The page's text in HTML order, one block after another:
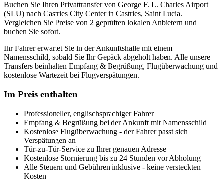
Buchen Sie Ihren Privattransfer von George F. L. Charles Airport
(SLU) nach Castries City Center in Castries, Saint Lucia.
Vergleichen Sie Preise von 2 geprüften lokalen Anbietern und
buchen Sie sofort.
Ihr Fahrer erwartet Sie in der Ankunftshalle mit einem
Namensschild, sobald Sie Ihr Gepäck abgeholt haben. Alle unsere
Transfers beinhalten Empfang & Begrüßung, Flugüberwachung und
kostenlose Wartezeit bei Flugverspätungen.
Im Preis enthalten
Professioneller, englischsprachiger Fahrer
Empfang & Begrüßung bei der Ankunft mit Namensschild
Kostenlose Flugüberwachung - der Fahrer passt sich
Verspätungen an
Tür-zu-Tür-Service zu Ihrer genauen Adresse
Kostenlose Stornierung bis zu 24 Stunden vor Abholung
Alle Steuern und Gebühren inklusive - keine versteckten
Kosten